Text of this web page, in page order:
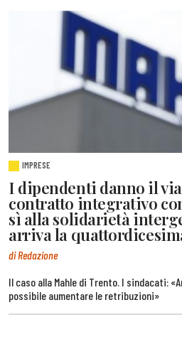
IMPRESE
I dipendenti danno il
contratto integrativo
sì alla solidarietà
arriva la
di Redazione
Il caso alla Mahle di Trento. I sindacati:
possibile aumentare le retribuzioni»